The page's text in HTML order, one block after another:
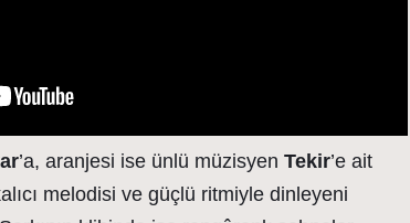
’a, aranjesi ise ünlü müzisyen Tekir’e ait
melodisi ve güçlü ritmiyle dinleyeni